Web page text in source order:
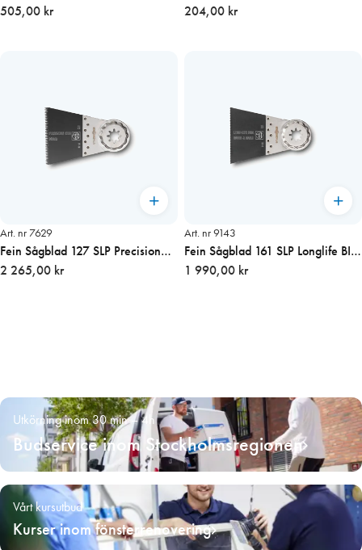
pack, UTGÅR!
505,00 kr
65mm, UTGÅR!
204,00 kr
Art. nr 7629
Fein Sågblad 127 SLP Precision
HCS 50×65 10-pack
2 265,00 kr
Art. nr 9143
Fein Sågblad 161 SLP Longlife BIM
50×65 10-pack
1 990,00 kr
Utkörning inom 30 min – 4h
Budservice inom Stockholmsregionen
Vårt kursutbud
Kurser inom fönsterrenovering